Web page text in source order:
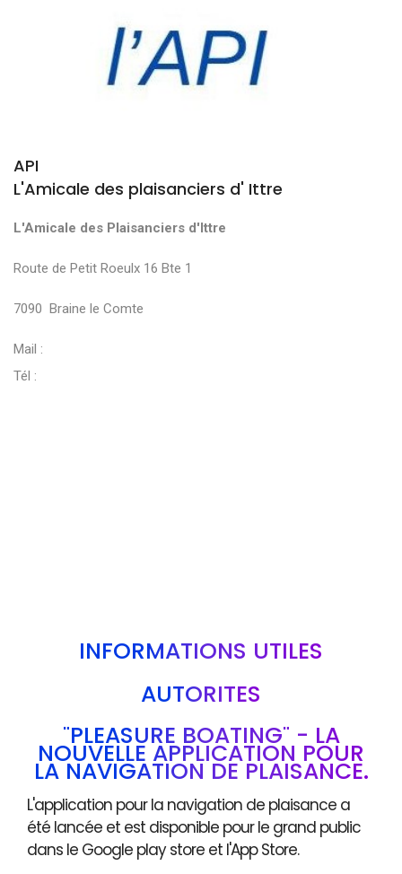
API
L'Amicale des plaisanciers d' Ittre
L'Amicale des Plaisanciers d'Ittre
Route de Petit Roeulx 16 Bte 1
7090 Braine le Comte
Mail :
Tél :
INFORMATIONS UTILES
AUTORITÉS
"PLEASURE BOATING" - LA
NOUVELLE APPLICATION POUR
LA NAVIGATION DE PLAISANCE.
L'application pour la navigation de plaisance a
été lancée et est disponible pour le grand public
dans le Google play store et l'App Store.